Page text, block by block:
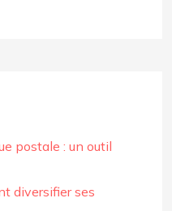
postale : un outil
diversifier ses